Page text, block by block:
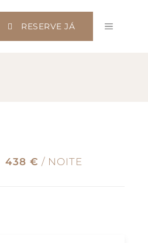
RESERVE JÁ
438 € / NOITE